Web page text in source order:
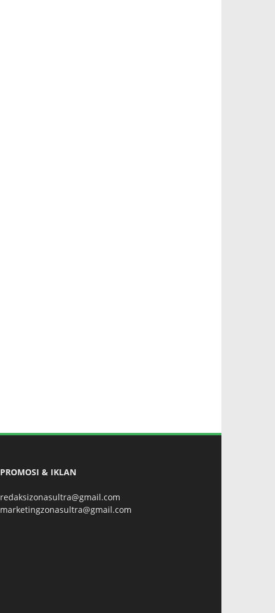
PROMOSI & IKLAN
redaksizonasultra@gmail.com
marketingzonasultra@gmail.com